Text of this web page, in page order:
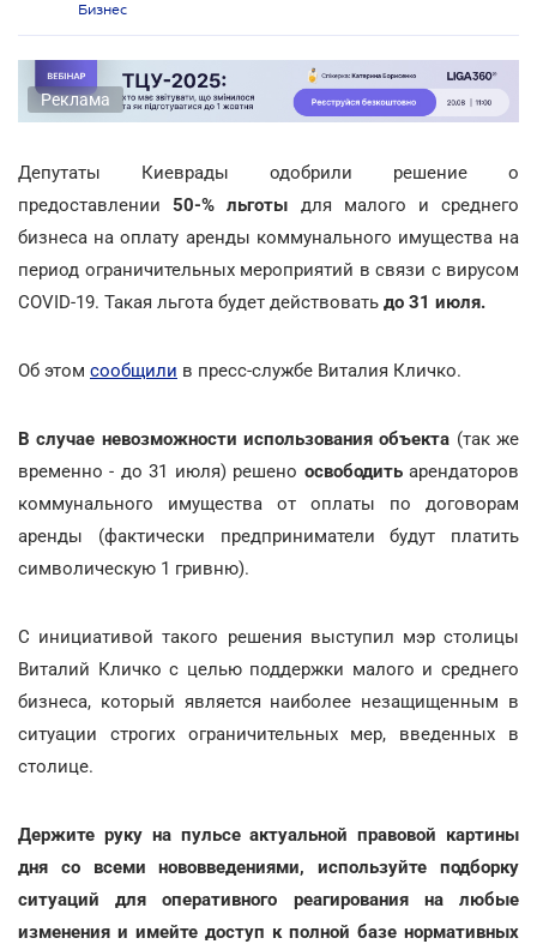
Бизнес
Реклама
Депутаты Киеврады одобрили решение о
предоставлении50-% льготы для малого и среднего
бизнеса на оплату аренды коммунального имущества на
период ограничительных мероприятий в связи с вирусом
COVID-19. Такая льгота будет действовать до 31 июля.
Об этом сообщили в пресс-службе Виталия Кличко.
В случае невозможности использования объекта (так же
временно - до 31 июля) решено освободитьарендаторов
коммунального имущества от оплаты по договорам
аренды (фактически предприниматели будут платить
символическую 1 гривню).
С инициативой такого решения выступил мэр столицы
Виталий Кличко с целью поддержки малого и среднего
бизнеса, который является наиболее незащищенным в
ситуации строгих ограничительных мер, введенных в
столице.
Держите руку на пульсе актуальной правовой картины
дня со всеми нововведениями, используйте подборку
ситуаций для оперативного реагирования на любые
изменения и имейте доступ к полной базе нормативных